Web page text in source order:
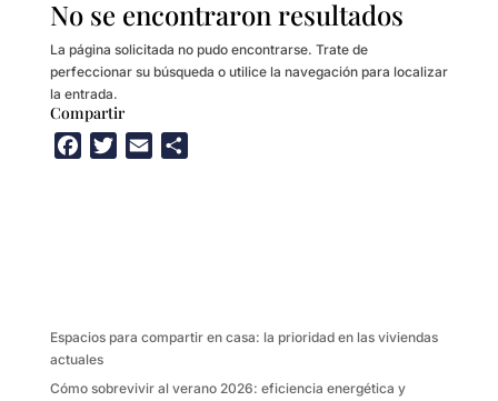
No se encontraron resultados
La página solicitada no pudo encontrarse. Trate de
perfeccionar su búsqueda o utilice la navegación para localizar
la entrada.
Compartir
k
i
Espacios para compartir en casa: la prioridad en las viviendas
actuales
Cómo sobrevivir al verano 2026: eficiencia energética y